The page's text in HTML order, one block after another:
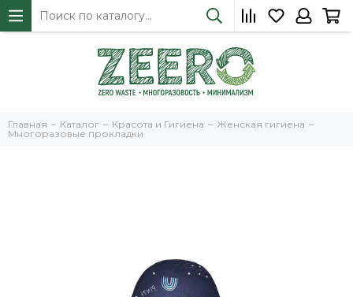
Главная Каталог Красота и Гигиена
Женская гигиена
Многоразовые прокладки